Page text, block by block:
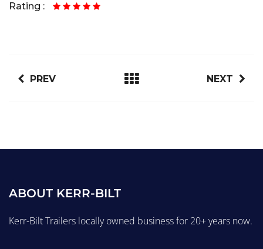
Rating :
PREV NEXT
ABOUT KERR-BILT
Kerr-Bilt Trailers locally owned business for 20+ years now.